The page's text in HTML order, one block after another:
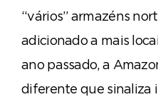
“vários” armazéns
adicionado a mais
ano passado, a
diferente que sinaliza